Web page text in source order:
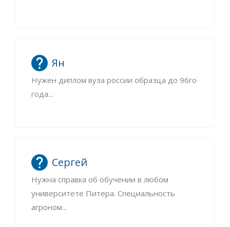
Ян
Нужен диплом вуза россии образца до 96го
года...
Сергей
Нужна справка об обучении в любом
университете Питера. Специальность
агроном...